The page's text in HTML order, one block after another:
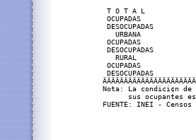
T O T A L
OCUPADAS
DESOCUPADAS
URBANA
OCUPADAS
DESOCUPADAS
RURAL
OCUPADAS
DESOCUPADAS
Nota: La condici¢n de
sus ocupantes
FUENTE: INEI -